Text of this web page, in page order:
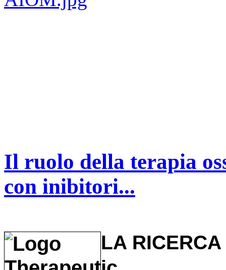
Il ruolo della terapia
con inibitori...
LA RICERCA